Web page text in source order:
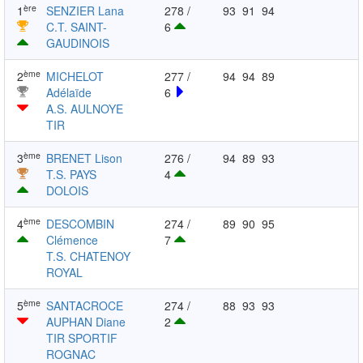
1 ère
SENZIER Lana
C.T. SAINT-
GAUDINOIS
278 /
6
93 91 94
2ème MICHELOT
Adélaïde
A.S. AULNOYE
TIR
277 /
6
94 94 89
3ème BRENET Lison
T.S. PAYS
DOLOIS
276 /
4
94 89 93
4ème DESCOMBIN
Clémence
T.S. CHATENOY
ROYAL
274 /
7
89 90 95
5ème SANTACROCE
AUPHAN Diane
TIR SPORTIF
ROGNAC
274 /
2
88 93 93